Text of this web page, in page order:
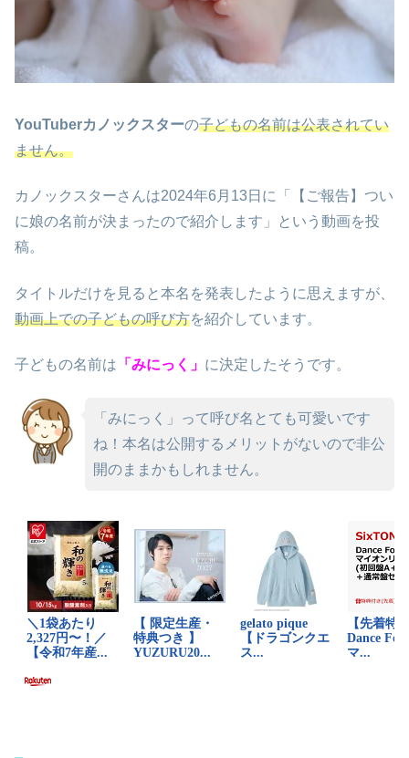
YouTuberカノックスターの子どもの名前は公表されてい
ません。
カノックスターさんは2024年6月13日に「【ご報告】つい
に娘の名前が決まったので紹介します」という動画を投
稿。
タイトルだけを見ると本名を発表したように思えますが、
動画上での子どもの呼び方を紹介しています。
子どもの名前は 「みにっく」 に決定したそうです。
「みにっく」って呼び名とても可愛いです
ね！本名は公開するメリットがないので非公
開のままかもしれません。